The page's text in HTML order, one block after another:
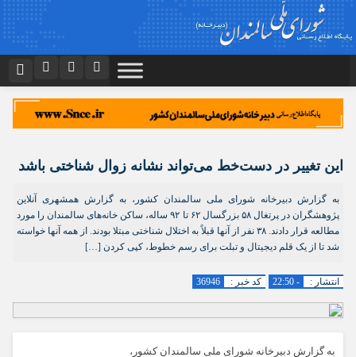
اینستاگرام تلگرام
آپارات اپلیکیشن
نام کاربری یا نشانی ایمیل
رمز عبور
مرا به خاطر بسپار
این تغییر در دست‌خط می‌تواند نشانه زوال شناختی باشد
به گزارش دبیرخانه شورای ملی سالمندان کشور، به گزارش همشهری آنلاین
پژوهشگران در پرتغال ۵۸ بزرگسال ۶۲ تا ۹۲ ساله، ساکن خانه‌های سالمندان را مورد
مطالعه قرار دادند. ۳۸ نفر از آنها قبلاً به اختلال شناختی مبتلا بودند. از همه آنها خواسته
شد تا از یک قلم دیجیتال و تبلت برای رسم خطوط، کپی کردن […]
انتشار : - 22:50 کد خبر : 36946
به گزارش دبیرخانه شورای ملی سالمندان کشور،
دیدگاه های ارسال شده توسط شما، پس از تایید توسط تیم مدیریت در وب
منتشر خواهد شد.
پیام هایی که به غیر از زبان فارسی یا غیر مرتبط باشد منتشر نخواهد شد.